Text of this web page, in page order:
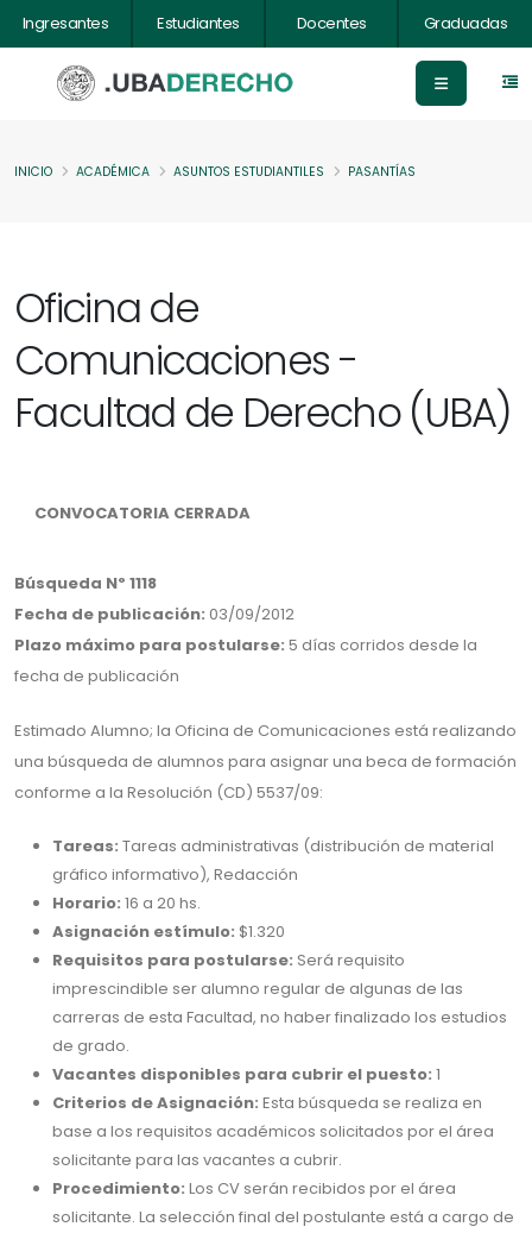
Ingresantes Estudiantes Docentes Graduadas
INICIO ACADÉMICA ASUNTOS ESTUDIANTILES PASANTÍAS
Oficina de
Comunicaciones -
Facultad de Derecho (UBA)
CONVOCATORIA CERRADA
Búsqueda Nº 1118
Fecha de publicación: 03/09/2012
Plazo máximo para postularse: 5 días corridos desde la
fecha de publicación
Estimado Alumno; la Oficina de Comunicaciones está realizando
una búsqueda de alumnos para asignar una beca de formación
conforme a la Resolución (CD) 5537/09:
Tareas: Tareas administrativas (distribución de material
gráfico informativo), Redacción
Horario: 16 a 20 hs.
Asignación estímulo: $1.320
Requisitos para postularse: Será requisito
imprescindible ser alumno regular de algunas de las
carreras de esta Facultad, no haber finalizado los estudios
de grado.
Vacantes disponibles para cubrir el puesto: 1
Criterios de Asignación: Esta búsqueda se realiza en
base a los requisitos académicos solicitados por el área
solicitante para las vacantes a cubrir.
Procedimiento: Los CV serán recibidos por el área
solicitante. La selección final del postulante está a cargo de